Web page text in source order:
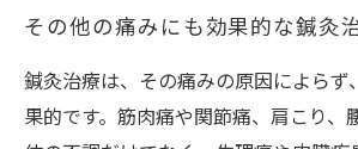
その他の痛みにも効果的な鍼灸
鍼灸治療は、その痛みの原因によらず
果的です。筋肉痛や関節痛、肩こり、